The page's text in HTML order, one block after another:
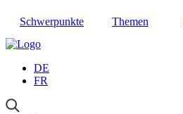
Schwerpunkte Themen
DE
FR